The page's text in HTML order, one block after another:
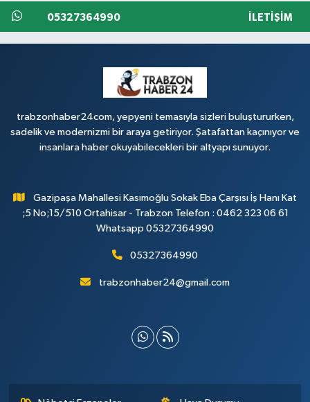
05327364990 İLETIŞIM
trabzonhaber24com, yepyeni temasıyla sizleri buluştururken,
sadelik ve modernizmi bir araya getiriyor. Şatafattan kaçınıyor ve
insanlara haber okuyabilecekleri bir altyapı sunuyor.
Gazipaşa Mahallesi Kasımoğlu Sokak Eba Çarşısı İş Hanı Kat
;5 No;15/510 Ortahisar - Trabzon Telefon : 0462 323 06 61
Whatsapp 05327364990
05327364990
trabzonhaber24@gmail.com